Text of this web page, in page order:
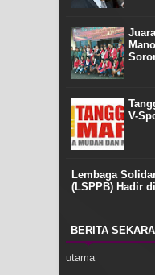
V-
Lembaga
(LSPPB) Hadir
BERITA
utama